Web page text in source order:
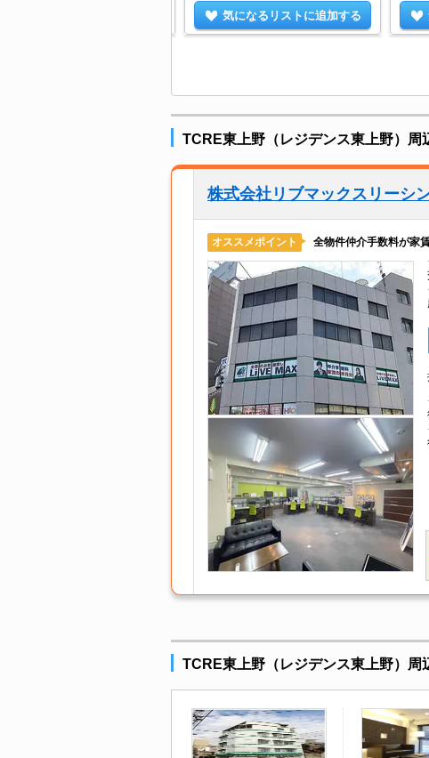
気になるリストに追加する
TCRE東上野（レジデンス東上野）周
株式会社リブマックスリーシ
オススメポイント 全物件仲介手数料が家
TCRE東上野（レジデンス東上野）周